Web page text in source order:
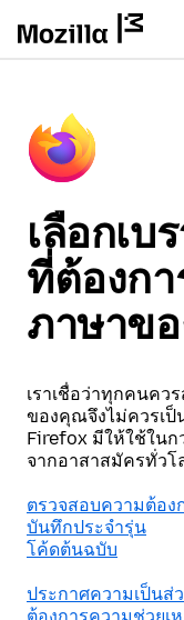
เลือกเบ
ที่ต้องก
ภาษาข
เราเชื่อว่าทุกคนคว
ของคุณจึงไม่ควรเป็
Firefox มีให้ใช้ในก
จากอาสาสมัครทั่วโ
ตรวจสอบความต้อง
บันทึกประจำรุ่น
โค้ดต้นฉบับ
ประกาศความเป็นส่